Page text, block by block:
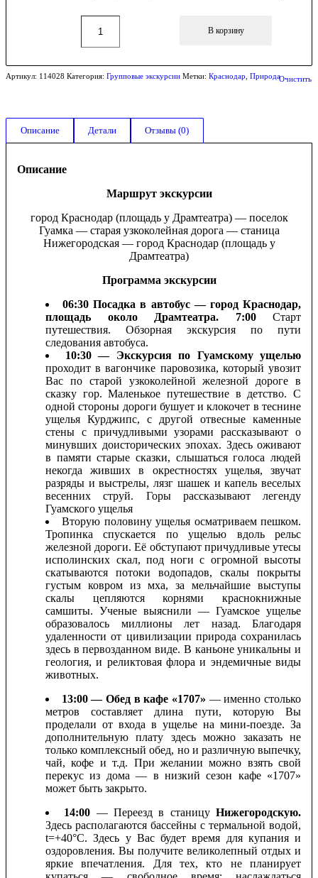
Очистить
В корзину
Артикул: 114028 Категория: Групповые экскурсии Метки: Краснодар Природа
Описание Детали Отзывы (0)
Описание
Маршрут экскурсии
город Краснодар (площадь у Драмтеатра) — поселок
Гуамка — старая узкоколейная дорога — станица
Нижегородская — город Краснодар (площадь у
Драмтеатра)
Программа экскурсии
06:30 Посадка в автобус — город Краснодар,
площадь около Драмтеатра. 7:00 Старт
путешествия. Обзорная экскурсия по пути
следования автобуса.
10:30 — Экскурсия по Гуамскому ущелью
проходит в вагончике паровозика, который увозит
Вас по старой узкоколейной железной дороге в
сказку гор. Маленькое путешествие в детство. С
одной стороны дороги бушует и клокочет в теснине
ущелья Курджипс, с другой отвесные каменные
стены с причудливыми узорами рассказывают о
минувших доисторических эпохах. Здесь оживают
в памяти старые сказки, слышаться голоса людей
некогда живших в окрестностях ущелья, звучат
разряды и выстрелы, лязг шашек и капель веселых
весенних струй. Горы рассказывают легенду
Гуамского ущелья
Вторую половину ущелья осматриваем пешком.
Тропинка спускается по ущелью вдоль рельс
железной дороги. Её обступают причудливые утесы
исполинских скал, под ноги с огромной высоты
скатываются потоки водопадов, скалы покрыты
густым ковром из мха, за мельчайшие выступы
скалы цепляются корнями краснокнижные
самшиты. Ученые выяснили — Гуамское ущелье
образовалось миллионы лет назад. Благодаря
удаленности от цивилизации природа сохранилась
здесь в первозданном виде. В каньоне уникальны и
геология, и реликтовая флора и эндемичные виды
животных.
13:00 — Обед в кафе «1707» — именно столько
метров составляет длина пути, которую Вы
проделали от входа в ущелье на мини-поезде. За
дополнительную плату здесь можно заказать не
только комплексный обед, но и различную выпечку,
чай, кофе и т.д. При желании можно взять свой
перекус из дома — в низкий сезон кафе «1707»
может быть закрыто.
14:00 — Переезд в станицуНижегородскую.
Здесь располагаются бассейны с термальной водой,
t=+40°С. Здесь у Вас будет время для купания и
оздоровления. Вы получите великолепный отдых и
яркие впечатления. Для тех, кто не планирует